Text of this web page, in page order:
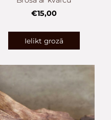
€15,00
Ielikt grozā